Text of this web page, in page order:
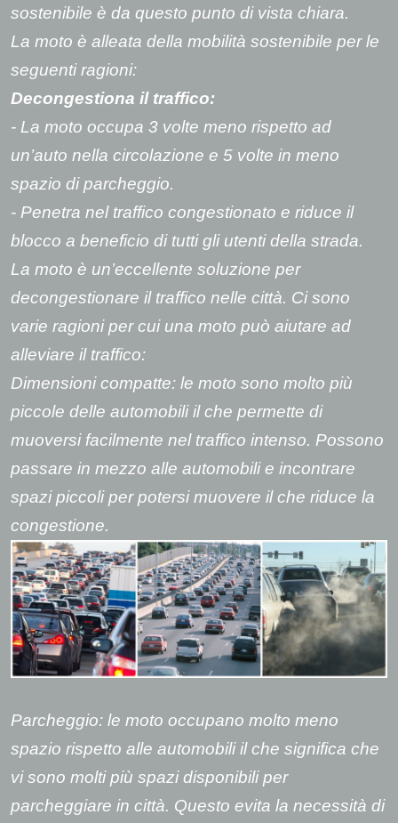
sostenibile è da questo punto di vista chiara.
La moto è alleata della mobilità sostenibile per le
seguenti ragioni:
Decongestiona il traffico:
- La moto occupa 3 volte meno rispetto ad
un’auto nella circolazione e 5 volte in meno
spazio di parcheggio.
- Penetra nel traffico congestionato e riduce il
blocco a beneficio di tutti gli utenti della strada.
La moto è un’eccellente soluzione per
decongestionare il traffico nelle città. Ci sono
varie ragioni per cui una moto può aiutare ad
alleviare il traffico:
Dimensioni compatte: le moto sono molto più
piccole delle automobili il che permette di
muoversi facilmente nel traffico intenso. Possono
passare in mezzo alle automobili e incontrare
spazi piccoli per potersi muovere il che riduce la
congestione.
Parcheggio: le moto occupano molto meno
spazio rispetto alle automobili il che significa che
vi sono molti più spazi disponibili per
parcheggiare in città. Questo evita la necessità di